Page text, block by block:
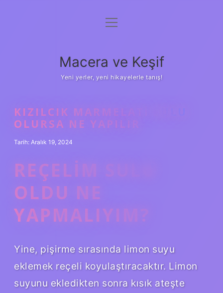
Anasayfa
Yasal Uyarı
menüyü
Macera ve Keşif
Yeni yerler, yeni hikayelerle tanış!
KIZILCIK MARMELATI SULU
OLURSA NE YAPILIR
Tarih: Aralık 19, 2024
REÇELIM SULU
OLDU NE
YAPMALIYIM?
Yine, pişirme sırasında limon suyu
eklemek reçeli koyulaştıracaktır. Limon
suyunu ekledikten sonra kısık ateşte